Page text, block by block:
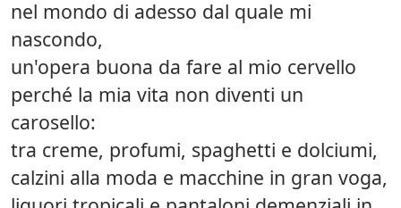
nel mondo di adesso dal quale mi
nascondo,
un'opera buona da fare al mio cervello
perché la mia vita non diventi un
carosello:
tra creme, profumi, spaghetti e dolciumi,
calzini alla moda e macchine in gran voga,